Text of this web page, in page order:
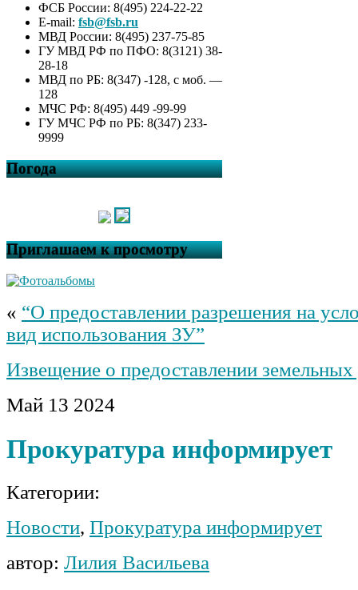
ФСБ России: 8(495) 224-22-22
E-mail: fsb@fsb.ru
МВД России: 8(495) 237-75-85
ГУ МВД РФ по ПФО: 8(3121) 38-
28-18
МВД по РБ: 8(347) -128, с моб. —
128
МЧС РФ: 8(495) 449 -99-99
ГУ МЧС РФ по РБ: 8(347) 233-
9999
Погода
Приглашаем к просмотру
« “О предоставлении разрешения на
вид использования ЗУ”
Извещение о предоставлении земельных
Май 13 2024
Прокуратура информирует
Категории:
Новости, Прокуратура информирует
автор: Лилия Васильева